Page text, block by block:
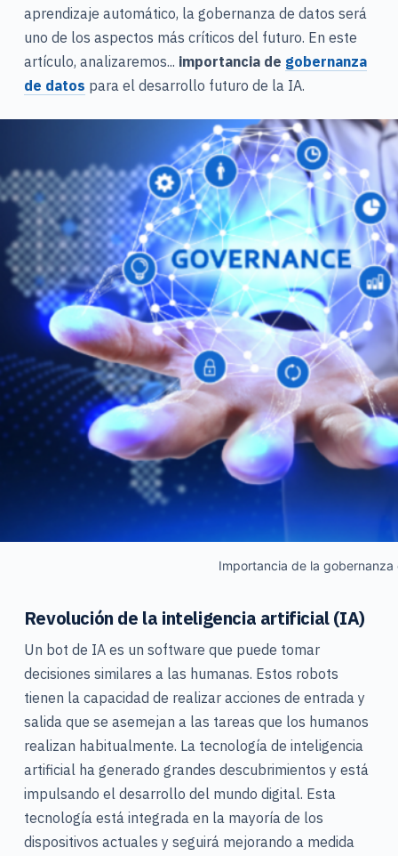
aprendizaje automático, la gobernanza de datos será
uno de los aspectos más críticos del futuro. En este
artículo, analizaremos... importancia de gobernanza
de datos para el desarrollo futuro de la IA.
Importancia de la gobernanza
Revolución de la inteligencia artificial (IA)
Un bot de IA es un software que puede tomar
decisiones similares a las humanas. Estos robots
tienen la capacidad de realizar acciones de entrada y
salida que se asemejan a las tareas que los humanos
realizan habitualmente. La tecnología de inteligencia
artificial ha generado grandes descubrimientos y está
impulsando el desarrollo del mundo digital. Esta
tecnología está integrada en la mayoría de los
dispositivos actuales y seguirá mejorando a medida